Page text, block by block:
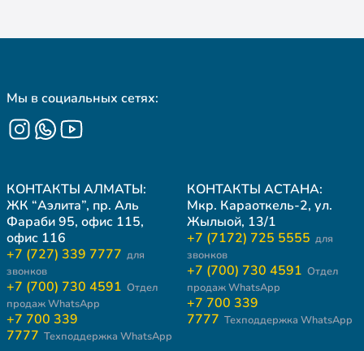
Мы в социальных сетях:
КОНТАКТЫ АЛМАТЫ:
ЖК “Аэлита”, пр. Аль
Фараби 95, офис 115,
офис 116
+7 (727) 339 7777 для
звонков
+7 (700) 730 4591 Отдел
продаж WhatsApp
+7 700 339
7777 Техподдержка WhatsApp
КОНТАКТЫ АСТАНА:
Мкр. Караоткель-2, ул.
Жылыой, 13/1
+7 (7172) 725 5555 для
звонков
+7 (700) 730 4591 Отдел
продаж WhatsApp
+7 700 339
7777 Техподдержка WhatsApp